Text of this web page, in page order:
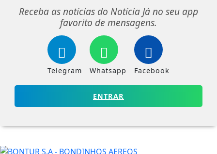
Receba as notícias do Notícia Já no seu app
favorito de mensagens.
Telegram Whatsapp Facebook
ENTRAR